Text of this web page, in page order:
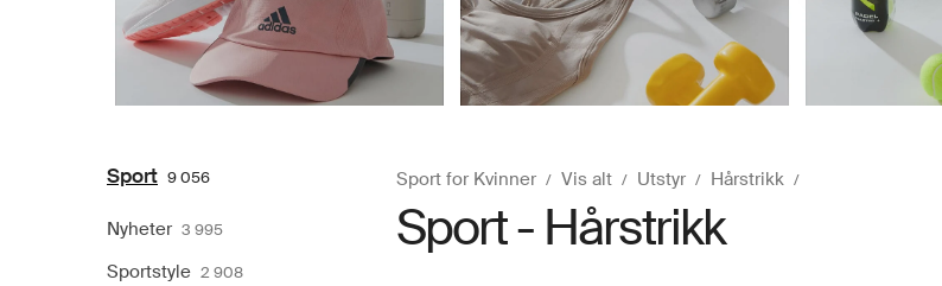
Sport 9 056
Nyheter 3 995
Sportstyle 2 908
Sport for Kvinner Vis alt Utstyr Hårstrikk
Sport - Hårstrikk